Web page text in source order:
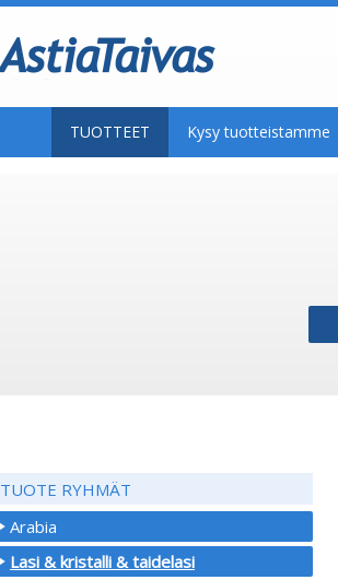
TUOTTEET Kysy tuotteistamme
TUOTE RYHMÄT
Arabia
Lasi & kristalli & taidelasi